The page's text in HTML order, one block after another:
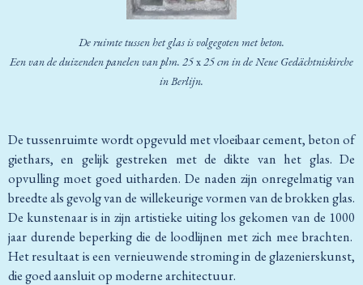
De ruimte tussenhetglasis volgegoten met beton.
Een van deduizenden panelenvan plm. 25x25 cmin de Neue Gedächtniskirche
in Berlijn.
De tussenruimte wordt opgevuld met vloeibaar cement, beton of
giethars, en gelijk gestreken met de dikte van het glas. De
opvulling moet goed uitharden. De naden zijn onregelmatig van
breedte als gevolg van de willekeurige vormen van de brokken glas.
De kunstenaar is in zijn artistieke uiting los gekomen van de 1000
jaar durende beperking die de loodlijnen met zich mee brachten.
Het resultaat is een vernieuwende stroming in de glazenierskunst,
die goed aansluit op moderne architectuur.